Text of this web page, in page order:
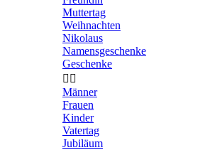
Muttertag
Weihnachten
Nikolaus
Namensgeschenke
Geschenke
 
Männer
Frauen
Kinder
Vatertag
Jubiläum